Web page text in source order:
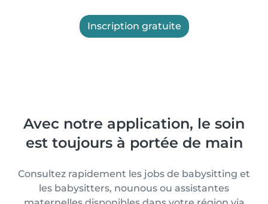
Inscription gratuite
Avec notre application, le soin
est toujours à portée de main
Consultez rapidement les jobs de babysitting et
les babysitters, nounous ou assistantes